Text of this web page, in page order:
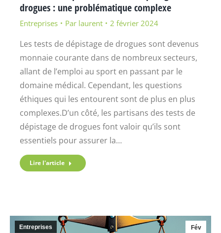
drogues : une problématique complexe
Entreprises Par laurent 2 février 2024
Les tests de dépistage de drogues sont devenus
monnaie courante dans de nombreux secteurs,
allant de l’emploi au sport en passant par le
domaine médical. Cependant, les questions
éthiques qui les entourent sont de plus en plus
complexes.D’un côté, les partisans des tests de
dépistage de drogues font valoir qu’ils sont
essentiels pour assurer la…
Lire l'article
Fév
Entreprises